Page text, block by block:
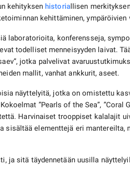
kehityksen historiallisen
kehittäminen, ympäröivien
laboratorioita, konferensseja,
todelliset menneisyyden laivat.
jotka palvelivat
mallit, vanhat ankkurit, aseet.
näyttelyitä, jotka on omistettu
”Pearls of the Sea”,
Harvinaiset trooppiset kalalajit
sisältää elementtejä eri mantereilta,
ja sitä täydennetään uusilla